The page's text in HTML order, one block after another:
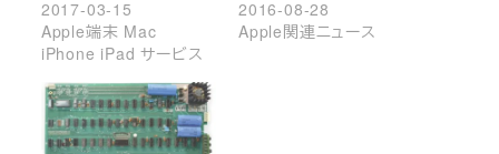
2017-03-15
Apple端末 Mac
iPhone iPad サービス
2016-08-28
Apple関連ニュース